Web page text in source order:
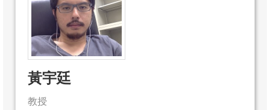
黃宇廷
教授